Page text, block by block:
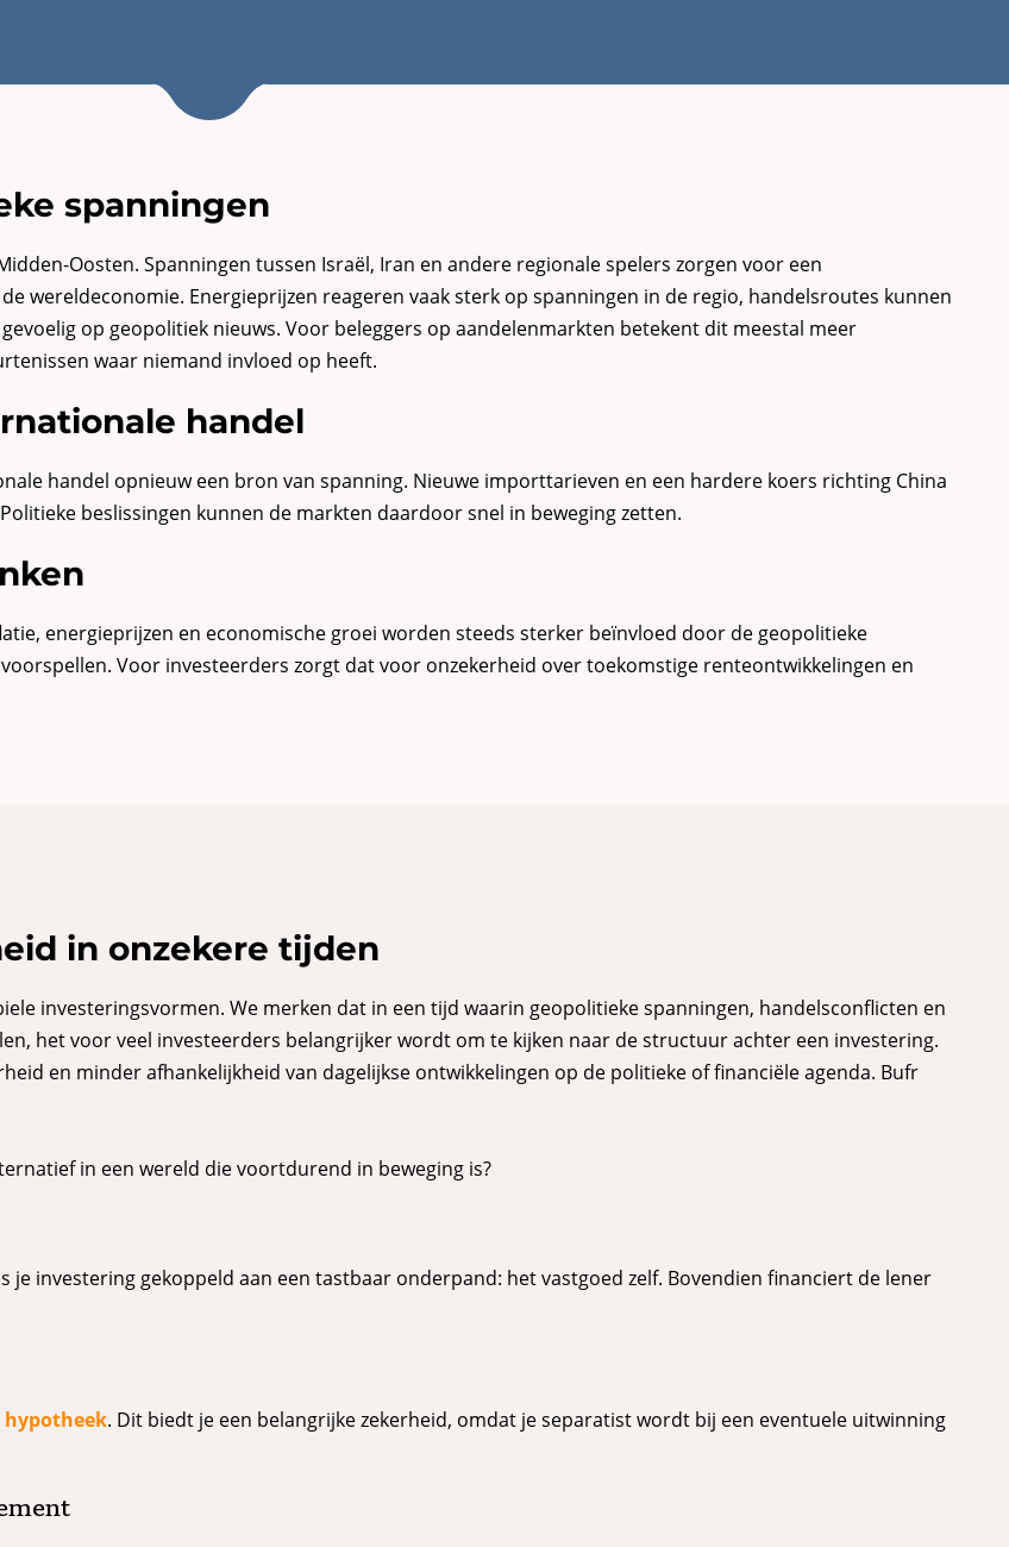
spanningen
Oosten. Spanningen tussen Israël, Iran en andere regionale spelers zorgen voor een
wereldeconomie. Energieprijzen reageren vaak sterk op spanningen in de regio, handelsroutes kunnen
op geopolitiek nieuws. Voor beleggers op aandelenmarkten betekent dit meestal meer
waar niemand invloed op heeft.
handel
handel opnieuw een bron van spanning. Nieuwe importtarieven en een hardere koers richting China
beslissingen kunnen de markten daardoor snel in beweging zetten.
energieprijzen en economische groei worden steeds sterker beïnvloed door de geopolitieke
Voor investeerders zorgt dat voor onzekerheid over toekomstige renteontwikkelingen en
in onzekere tijden
investeringsvormen. We merken dat in een tijd waarin geopolitieke spanningen, handelsconflicten en
het voor veel investeerders belangrijker wordt om te kijken naar de structuur achter een investering.
en minder afhankelijkheid van dagelijkse ontwikkelingen op de politieke of financiële agenda. Bufr
in een wereld die voortdurend in beweging is?
je investering gekoppeld aan een tastbaar onderpand: het vastgoed zelf. Bovendien financiert de lener
hypotheek. Dit biedt je een belangrijke zekerheid, omdat je separatist wordt bij een eventuele uitwinning